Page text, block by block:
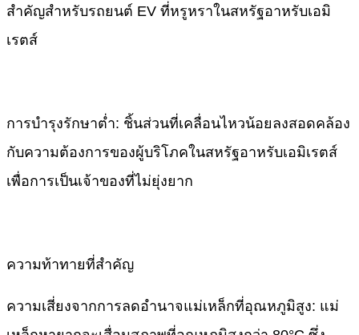
สำคัญสำหรับรถยนต์ EV ที่หรูหราในสหรัฐอาหรับเอมิ
เรตส์
​การบำรุงรักษาต่ำ: ชิ้นส่วนที่เคลื่อนไหวน้อยลงสอดคล้อง
กับความต้องการของผู้บริโภคในสหรัฐอาหรับเอมิเรตส์
เพื่อการเป็นเจ้าของที่ไม่ยุ่งยาก
ความท้าทายที่สำคัญ
​ความเสี่ยงจากการลดอำนาจแม่เหล็กที่อุณหภูมิสูง: แม่